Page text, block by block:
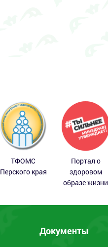
ТФОМС
Перского края
Портал о
здоровом
образе жизни
Документы